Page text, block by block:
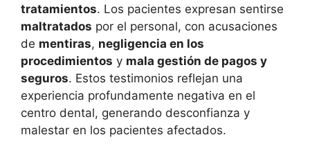
tratamientos. Los pacientes expresan sentirse
maltratados por el personal, con acusaciones
de mentiras, negligencia en los
procedimientos y mala gestión de pagos y
seguros. Estos testimonios reflejan una
experiencia profundamente negativa en el
centro dental, generando desconfianza y
malestar en los pacientes afectados.